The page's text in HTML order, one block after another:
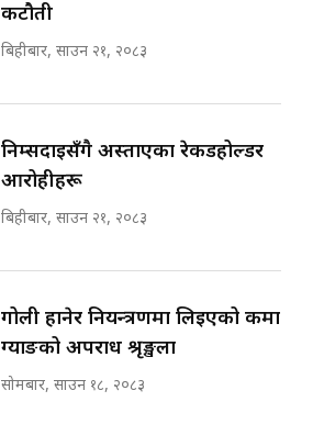
कटौती
बिहीबार, साउन २१, २०८३
निम्सदाइसँगै अस्ताएका रेकर्डहोल्डर
आरोहीहरू
बिहीबार, साउन २१, २०८३
गोली हानेर नियन्त्रणमा लिइएको कर्मा
ग्याङको अपराध श्रृङ्खला
सोमबार, साउन १८, २०८३